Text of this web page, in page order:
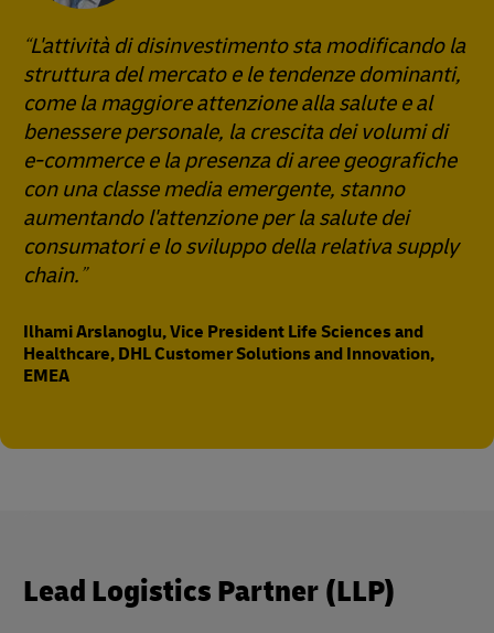
L'attività di disinvestimento sta modificando la
struttura del mercato e le tendenze dominanti,
come la maggiore attenzione alla salute e al
benessere personale, la crescita dei volumi di
e-commerce e la presenza di aree geografiche
con una classe media emergente, stanno
aumentando l'attenzione per la salute dei
consumatori e lo sviluppo della relativa supply
chain.
Ilhami Arslanoglu, Vice President Life Sciences and
Healthcare, DHL Customer Solutions and Innovation,
EMEA
Lead Logistics Partner (LLP)